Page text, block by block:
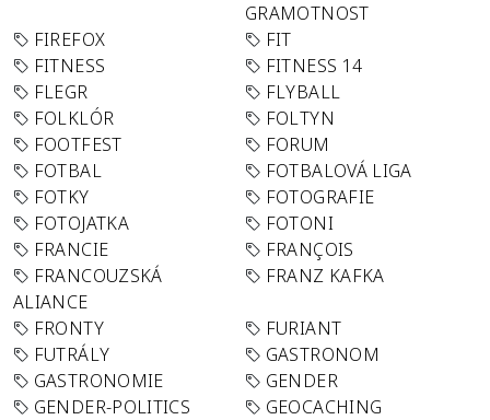
GRAMOTNOST
FIREFOX
FIT
FITNESS
FITNESS 14
FLEGR
FLYBALL
FOLKLÓR
FOLTYN
FOOTFEST
FORUM
FOTBAL
FOTBALOVÁ LIGA
FOTKY
FOTOGRAFIE
FOTOJATKA
FOTONI
FRANCIE
FRANÇOIS
FRANCOUZSKÁ
ALIANCE
FRANZ KAFKA
FRONTY
FURIANT
FUTRÁLY
GASTRONOM
GASTRONOMIE
GENDER
GENDER-POLITICS
GEOCACHING